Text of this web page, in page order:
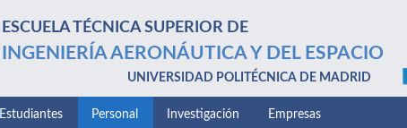
ESCUELA TÉCNICA SUPERIOR DE
INGENIERÍA AERONÁUTICA Y DEL ESPACIO
UNIVERSIDAD POLITÉCNICA DE MADRID
Estudiantes Personal Investigación Empresas